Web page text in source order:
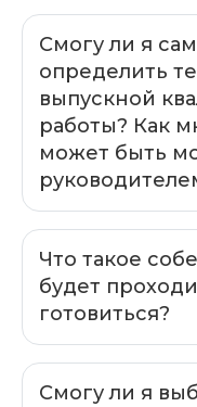
Смогу ли я
определить
выпускной
работы? Как
может быть
Что такое
будет
готовиться?
Смогу ли я